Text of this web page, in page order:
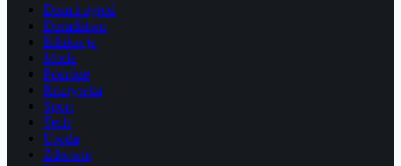
Dom i ogród
Doradztwo
Edukacja
Moda
Podróże
Rozrywka
Sport
Tech
Uroda
Zdrowie